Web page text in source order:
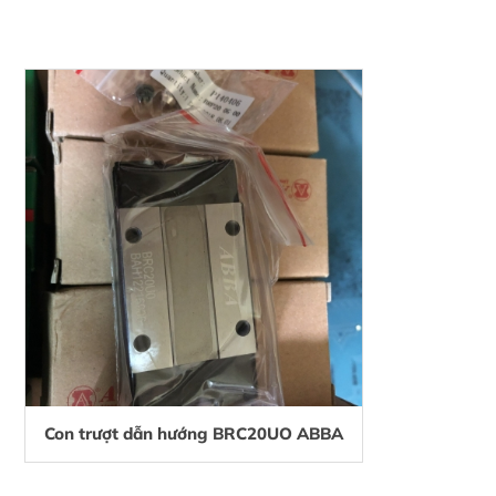
Con trượt dẫn hướng BRC20UO ABBA